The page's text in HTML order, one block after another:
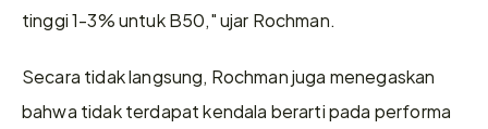
tinggi 1-3% untuk B50," ujar Rochman.
Secara tidak langsung, Rochman juga menegaskan
bahwa tidak terdapat kendala berarti pada performa